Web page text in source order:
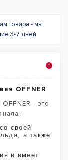
товара - мы
3-7 дней
OFFNER
- это
своей
а также
и имеет